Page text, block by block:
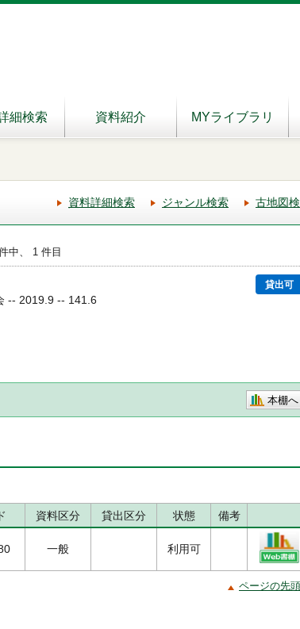
細検索 資料紹介 MYライブラリ
資料詳細検索 ジャンル検索 古地図
中、 1 件目
貸出可
-- 2019.9 -- 141.6
本棚へ
資料区分 貸出区分 状態 備考
一般 利用可
ページの先